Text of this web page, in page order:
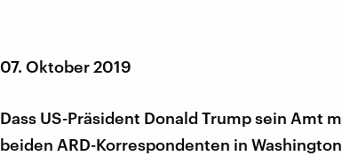
07. Oktober 2019
Dass US-Präsident Donald Trump sein Amt
beiden ARD-Korrespondenten in